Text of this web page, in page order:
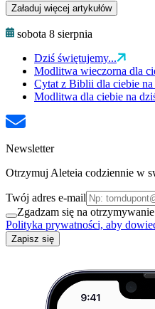
Załaduj więcej artykułów
sobota 8 sierpnia
Dziś świętujemy...
Modlitwa wieczorna dla
Cytat z Biblii dla ciebie na
Modlitwa dla ciebie na
Newsletter
Otrzymuj Aleteia codziennie w
Twój adres e-mail
Zgadzam się na
Polityka prywatności, aby
Zapisz się